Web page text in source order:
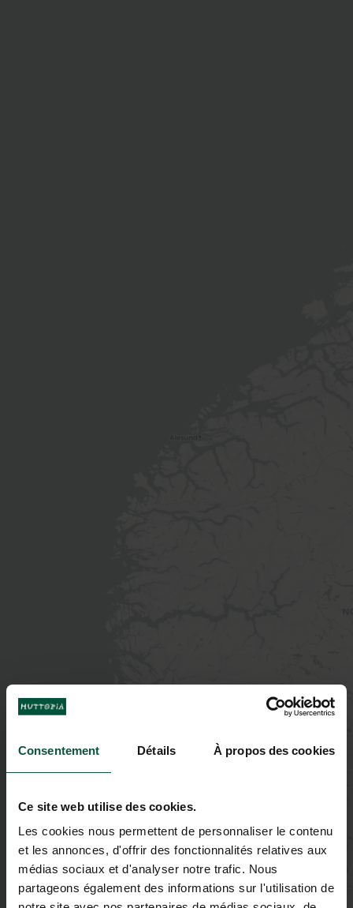
Consentement Détails À propos des cookies
Ce site web utilise des cookies.
Les cookies nous permettent de personnaliser le contenu
et les annonces, d'offrir des fonctionnalités relatives aux
médias sociaux et d'analyser notre trafic. Nous
partageons également des informations sur l'utilisation de